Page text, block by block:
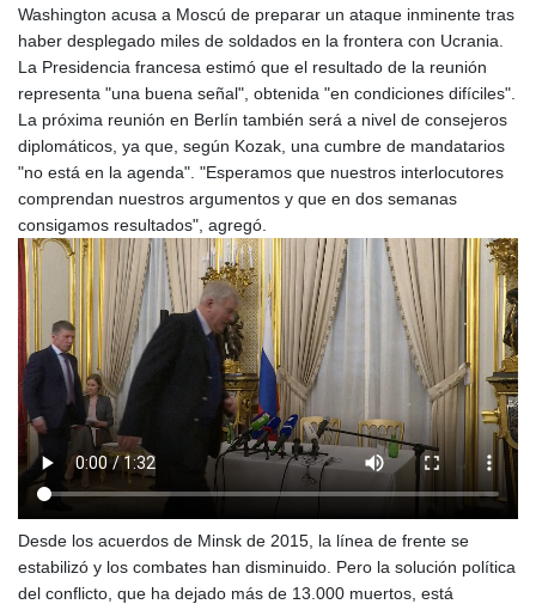
Washington acusa a Moscú de preparar un ataque inminente tras
haber desplegado miles de soldados en la frontera con Ucrania.
La Presidencia francesa estimó que el resultado de la reunión
representa "una buena señal", obtenida "en condiciones difíciles".
La próxima reunión en Berlín también será a nivel de consejeros
diplomáticos, ya que, según Kozak, una cumbre de mandatarios
"no está en la agenda". "Esperamos que nuestros interlocutores
comprendan nuestros argumentos y que en dos semanas
consigamos resultados", agregó.
Desde los acuerdos de Minsk de 2015, la línea de frente se
estabilizó y los combates han disminuido. Pero la solución política
del conflicto, que ha dejado más de 13.000 muertos, está